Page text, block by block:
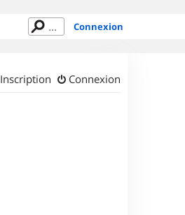
Connexion
Connexion
Inscription